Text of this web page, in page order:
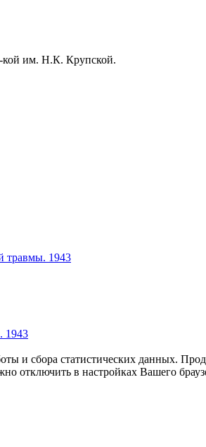
кой им. Н.К. Крупской.
травмы. 1943
1943
и сбора статистических данных.
отключить в настройках Вашего